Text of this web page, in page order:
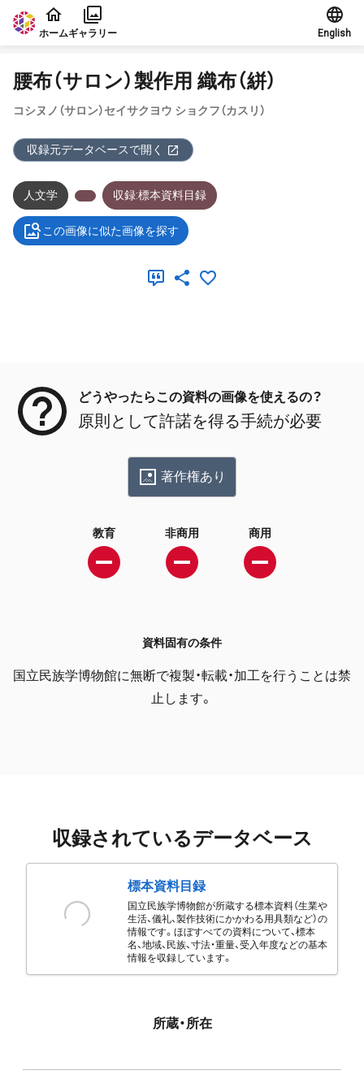
本文に飛ぶ
ホームギャラリー English
腰布（サロン）製作用 織布（絣）
コシヌノ（サロン）セイサクヨウ ショクフ（カスリ）
収録元データベースで開く
人文学 収録:標本資料目録
この画像に似た画像を探す
どうやったらこの資料の画像を使えるの？
原則として許諾を得る手続が必要
著作権あり
教育 非商用 商用
資料固有の条件
国立民族学博物館に無断で複製・転載・加工を行うことは禁
止します。
収録されているデータベース
標本資料目録
国立民族学博物館が所蔵する標本資料（生業や
生活、儀礼、製作技術にかかわる用具類など）の
情報です。ほぼすべての資料について、標本
名、地域、民族、寸法・重量、受入年度などの基本
情報を収録しています。
所蔵・所在